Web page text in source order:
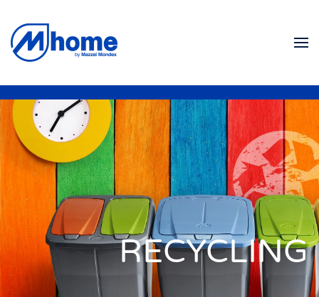
Skip to main content
RECYCLING